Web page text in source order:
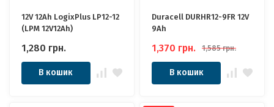
12V 12Ah LogixPlus LP12-12
(LPM 12V12Ah)
1,280 грн.
В кошик
Duracell DURHR12-9FR 12V
9Ah
1,370 грн. 1,585 грн.
В кошик